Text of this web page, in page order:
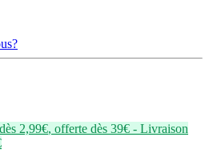
2,99€, offerte dès 39€ - Livraison